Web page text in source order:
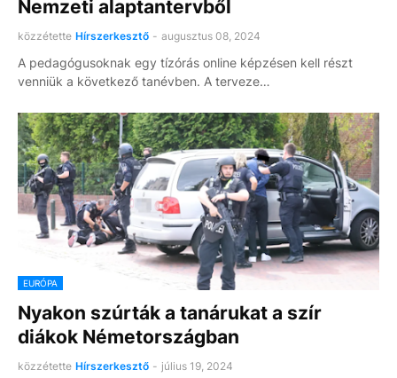
Nemzeti alaptantervből
közzétette Hírszerkesztő - augusztus 08, 2024
A pedagógusoknak egy tízórás online képzésen kell részt
venniük a következő tanévben. A terveze…
EURÓPA
Nyakon szúrták a tanárukat a szír
diákok Németországban
közzétette Hírszerkesztő - július 19, 2024